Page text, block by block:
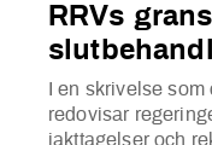
RRVs
I en skrivelse
redovisar
iakttagelser och